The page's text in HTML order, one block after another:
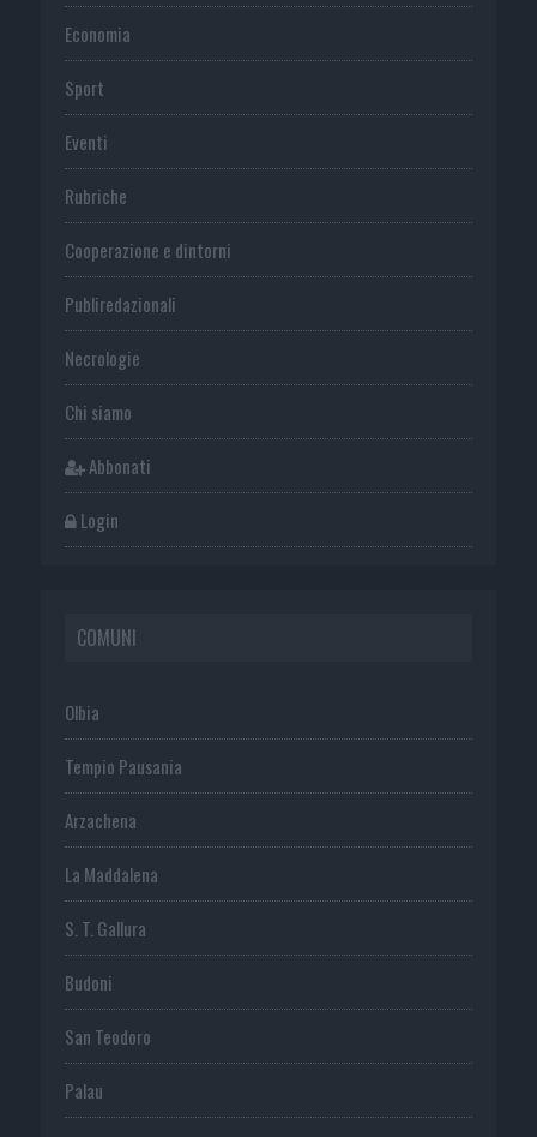
Economia
Sport
Eventi
Rubriche
Cooperazione e dintorni
Publiredazionali
Necrologie
Chi siamo
Abbonati
Login
COMUNI
Olbia
Tempio Pausania
Arzachena
La Maddalena
S. T. Gallura
Budoni
San Teodoro
Palau